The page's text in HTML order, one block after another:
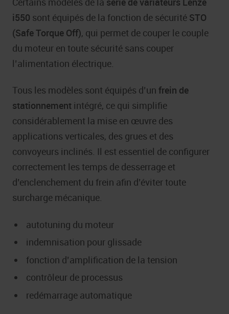
i550 sont équipés de la fonction de sécurité STO
(Safe Torque Off), qui permet de couper le couple
du moteur en toute sécurité sans couper
l’alimentation électrique.
Tous les modèles sont équipés d’un frein de
stationnement intégré, ce qui simplifie
considérablement la mise en œuvre des
applications verticales, des grues et des
convoyeurs inclinés. Il est essentiel de configurer
correctement les temps de desserrage et
d’enclenchement du frein afin d’éviter toute
surcharge mécanique.
autotuning du moteur
indemnisation pour glissade
fonction d’amplification de la tension
contrôleur de processus
redémarrage automatique